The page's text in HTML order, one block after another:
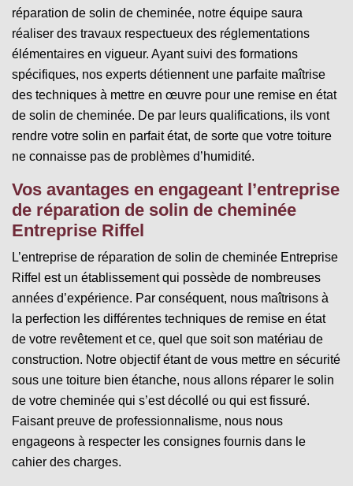
réparation de solin de cheminée, notre équipe saura
réaliser des travaux respectueux des réglementations
élémentaires en vigueur. Ayant suivi des formations
spécifiques, nos experts détiennent une parfaite maîtrise
des techniques à mettre en œuvre pour une remise en état
de solin de cheminée. De par leurs qualifications, ils vont
rendre votre solin en parfait état, de sorte que votre toiture
ne connaisse pas de problèmes d’humidité.
Vos avantages en engageant l’entreprise
de réparation de solin de cheminée
Entreprise Riffel
L’entreprise de réparation de solin de cheminée Entreprise
Riffel est un établissement qui possède de nombreuses
années d’expérience. Par conséquent, nous maîtrisons à
la perfection les différentes techniques de remise en état
de votre revêtement et ce, quel que soit son matériau de
construction. Notre objectif étant de vous mettre en sécurité
sous une toiture bien étanche, nous allons réparer le solin
de votre cheminée qui s’est décollé ou qui est fissuré.
Faisant preuve de professionnalisme, nous nous
engageons à respecter les consignes fournis dans le
cahier des charges.